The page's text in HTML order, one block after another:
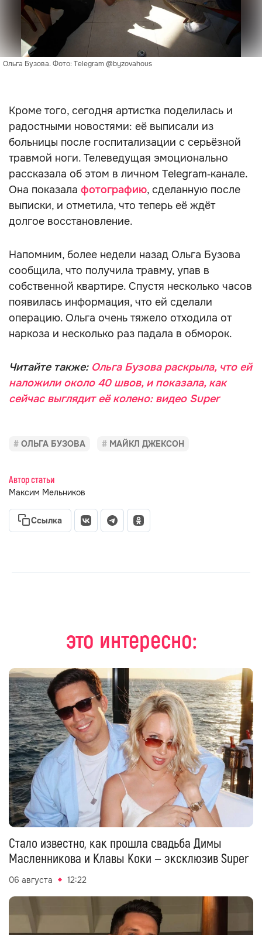
Ольга Бузова. Фото: Telegram @byzovahous
Кроме того, сегодня артистка поделилась и
радостными новостями: её выписали из
больницы после госпитализации с серьёзной
травмой ноги. Телеведущая эмоционально
рассказала об этом в личном Telegram‑канале.
Она показала фотографию, сделанную после
выписки, и отметила, что теперь её ждёт
долгое восстановление.
Напомним, более недели назад Ольга Бузова
сообщила, что получила травму, упав в
собственной квартире. Спустя несколько часов
появилась информация, что ей сделали
операцию. Ольга очень тяжело отходила от
наркоза и несколько раз падала в обморок.
Читайте также: Ольга Бузова раскрыла, что ей
наложили около 40 швов, и показала, как
сейчас выглядит её колено: видео Super
ОЛЬГА БУЗОВА МАЙКЛ ДЖЕКСОН
Автор статьи
Максим Мельников
Ссылка
это интересно:
Стало известно, как прошла свадьба Димы
Масленникова и Клавы Коки — эксклюзив Super
06 августа 12:22